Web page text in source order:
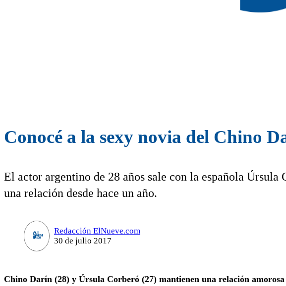
Conocé a la sexy novia del Chino
El actor argentino de 28 años sale con la española
una relación desde hace un año.
Redacción ElNueve.com
30 de julio 2017
Chino Darín (28) y Úrsula Corberó (27) mantienen una relación amorosa